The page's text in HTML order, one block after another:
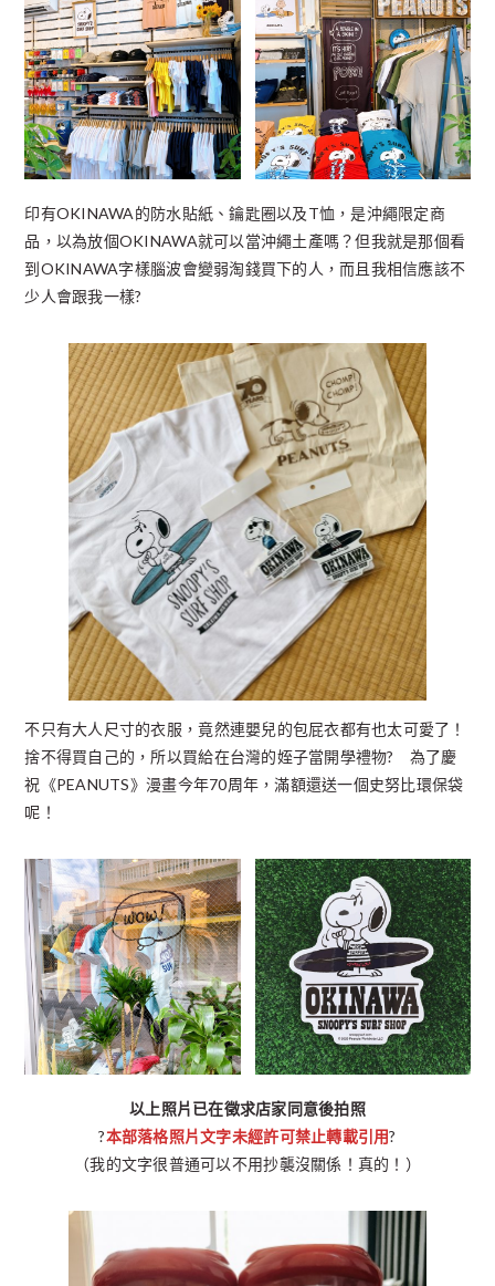
印有OKINAWA的防水貼紙、鑰匙圈以及T恤，是沖繩限定商
品，以為放個OKINAWA就可以當沖繩土產嗎？但我就是那個看
到OKINAWA字樣腦波會變弱淘錢買下的人，而且我相信應該不
少人會跟我一樣?
不只有大人尺寸的衣服，竟然連嬰兒的包屁衣都有也太可愛了！
捨不得買自己的，所以買給在台灣的姪子當開學禮物? 為了慶
祝《PEANUTS》漫畫今年70周年，滿額還送一個史努比環保袋
呢！
以上照片已在徵求店家同意後拍照
?本部落格照片文字未經許可禁止轉載引用?
（我的文字很普通可以不用抄襲沒關係！真的！）